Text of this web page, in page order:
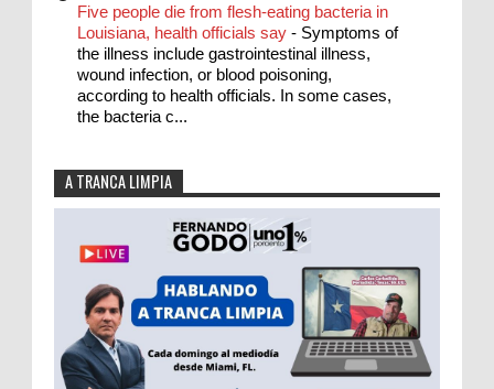
Five people die from flesh-eating bacteria in
Louisiana, health officials say - Symptoms of
the illness include gastrointestinal illness,
wound infection, or blood poisoning,
according to health officials. In some cases,
the bacteria c...
A TRANCA LIMPIA